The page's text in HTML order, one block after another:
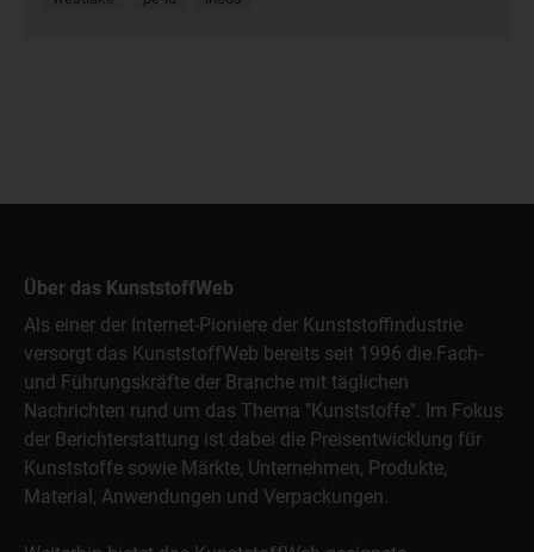
Über das KunststoffWeb
Als einer der Internet-Pioniere der Kunststoffindustrie
versorgt das KunststoffWeb bereits seit 1996 die Fach-
und Führungskräfte der Branche mit täglichen
Nachrichten rund um das Thema "Kunststoffe". Im Fokus
der Berichterstattung ist dabei die Preisentwicklung für
Kunststoffe sowie Märkte, Unternehmen, Produkte,
Material, Anwendungen und Verpackungen.